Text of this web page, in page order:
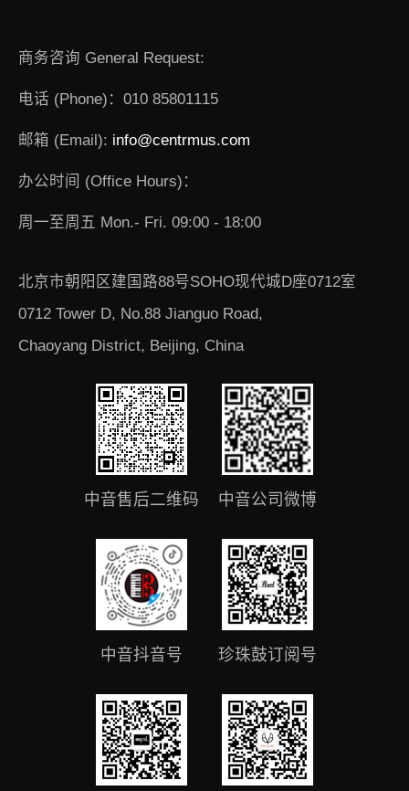
商务咨询 General Request:
电话 (Phone)：010 85801115
邮箱 (Email): info@centrmus.com
办公时间 (Office Hours)：
周一至周五 Mon.- Fri. 09:00 - 18:00
北京市朝阳区建国路88号SOHO现代城D座0712室
0712 Tower D, No.88 Jianguo Road,
Chaoyang District, Beijing, China
中音售后二维码 中音公司微博
中音抖音号 珍珠鼓订阅号